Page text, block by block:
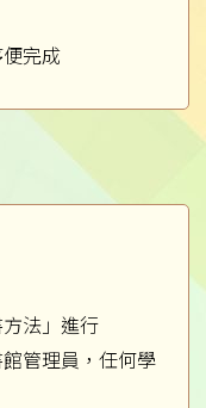
完成
法」進行
管理員，任何學